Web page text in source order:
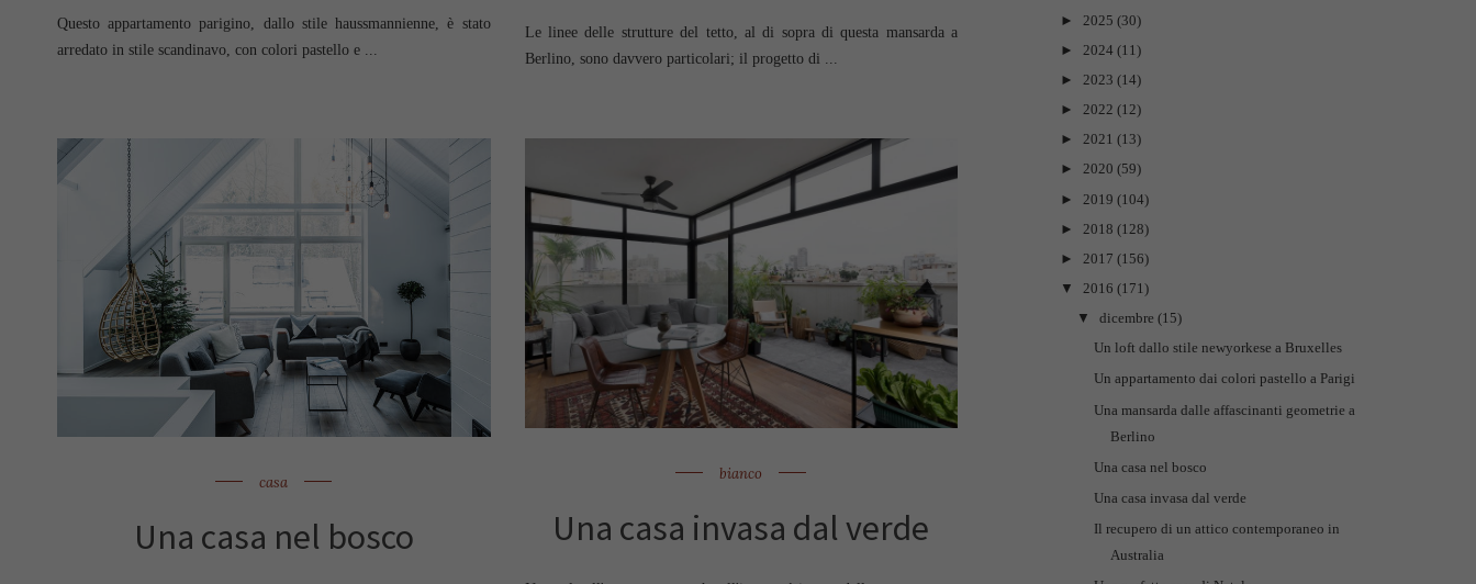
Questo appartamento parigino, dallo stile haussmannienne, è stato
arredato in stile scandinavo, con colori pastello e ...
Le linee delle strutture del tetto, al di sopra di questa mansarda a
Berlino, sono davvero particolari; il progetto di ...
casa
Una casa nel bosco
bianco
Una casa invasa dal verde
► 2025 (30)
► 2024 (11)
► 2023 (14)
► 2022 (12)
► 2021 (13)
► 2020 (59)
► 2019 (104)
► 2018 (128)
► 2017 (156)
▼
2016 (171)
▼
dicembre (15)
Un loft dallo stile newyorkese a Bruxelles
Un appartamento dai colori pastello a Parigi
Una mansarda dalle affascinanti geometrie a
Berlino
Una casa nel bosco
Una casa invasa dal verde
Il recupero di un attico contemporaneo in
Australia